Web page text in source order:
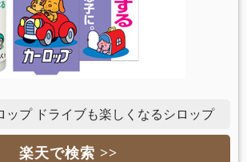
ップ ドライブも楽しくなるシロップ
楽天で検索 >>